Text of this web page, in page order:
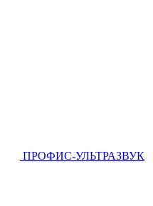
ПРОФИС-УЛЬТРАЗВУК